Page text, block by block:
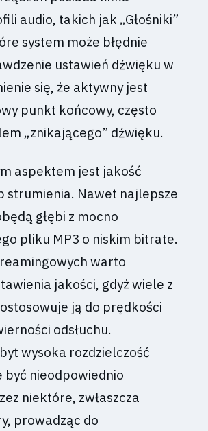
audio, takich jak „Głośniki”
system może błędnie
ustawień dźwięku w
się, że aktywny jest
punkt końcowy, często
„znikającego” dźwięku.
aspektem jest jakość
strumienia. Nawet najlepsze
głębi z mocno
pliku MP3 o niskim bitrate.
warto
jakości, gdyż wiele z
ją do prędkości
odsłuchu.
wysoka rozdzielczość
być nieodpowiednio
niektóre, zwłaszcza
prowadząc do